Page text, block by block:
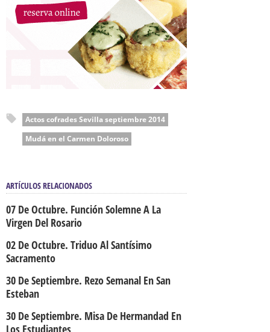
Actos cofrades Sevilla septiembre 2014
Mudá en el Carmen Doloroso
ARTÍCULOS RELACIONADOS
07 De Octubre. Función Solemne A La
Virgen Del Rosario
02 De Octubre. Triduo Al Santísimo
Sacramento
30 De Septiembre. Rezo Semanal En San
Esteban
30 De Septiembre. Misa De Hermandad En
Los Estudiantes